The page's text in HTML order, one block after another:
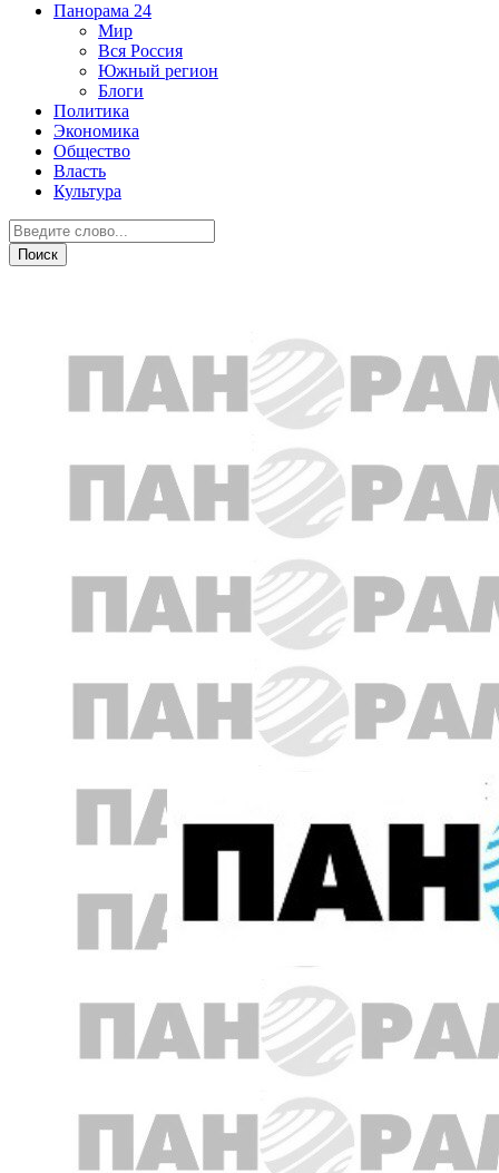
Панорама 24
Мир
Вся Россия
Южный регион
Блоги
Политика
Экономика
Общество
Власть
Культура